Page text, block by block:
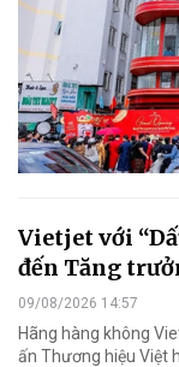
Vietjet với
đến Tăng
09/08/2026 14:57
Hãng hàng không
ấn Thương hiệu Việt